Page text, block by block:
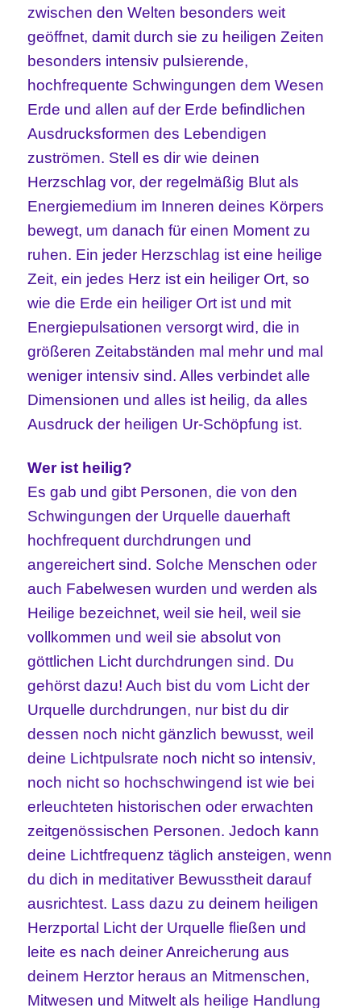
zwischen den Welten besonders weit
geöffnet, damit durch sie zu heiligen Zeiten
besonders intensiv pulsierende,
hochfrequente Schwingungen dem Wesen
Erde und allen auf der Erde befindlichen
Ausdrucksformen des Lebendigen
zuströmen. Stell es dir wie deinen
Herzschlag vor, der regelmäßig Blut als
Energiemedium im Inneren deines Körpers
bewegt, um danach für einen Moment zu
ruhen. Ein jeder Herzschlag ist eine heilige
Zeit, ein jedes Herz ist ein heiliger Ort, so
wie die Erde ein heiliger Ort ist und mit
Energiepulsationen versorgt wird, die in
größeren Zeitabständen mal mehr und mal
weniger intensiv sind. Alles verbindet alle
Dimensionen und alles ist heilig, da alles
Ausdruck der heiligen Ur-Schöpfung ist.
Wer ist heilig?
Es gab und gibt Personen, die von den
Schwingungen der Urquelle dauerhaft
hochfrequent durchdrungen und
angereichert sind. Solche Menschen oder
auch Fabelwesen wurden und werden als
Heilige bezeichnet, weil sie heil, weil sie
vollkommen und weil sie absolut von
göttlichen Licht durchdrungen sind. Du
gehörst dazu! Auch bist du vom Licht der
Urquelle durchdrungen, nur bist du dir
dessen noch nicht gänzlich bewusst, weil
deine Lichtpulsrate noch nicht so intensiv,
noch nicht so hochschwingend ist wie bei
erleuchteten historischen oder erwachten
zeitgenössischen Personen. Jedoch kann
deine Lichtfrequenz täglich ansteigen, wenn
du dich in meditativer Bewusstheit darauf
ausrichtest. Lass dazu zu deinem heiligen
Herzportal Licht der Urquelle fließen und
leite es nach deiner Anreicherung aus
deinem Herztor heraus an Mitmenschen,
Mitwesen und Mitwelt als heilige Handlung